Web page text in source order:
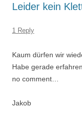
Leider kein
1 Reply
Kaum dürfen wir
Habe gerade
no comment…
Jakob